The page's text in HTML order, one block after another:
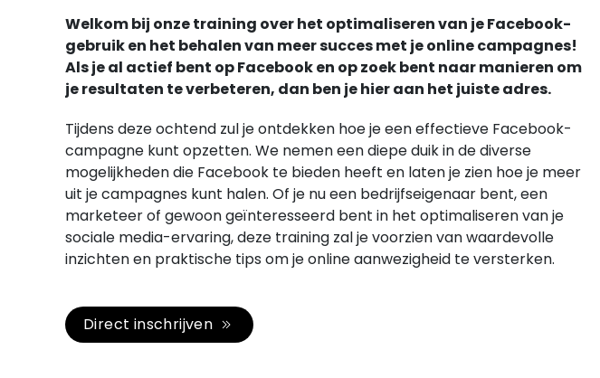
Welkom bij onze training over het optimaliseren van je Facebook-
gebruik en het behalen van meer succes met je online campagnes!
Als je al actief bent op Facebook en op zoek bent naar manieren om
je resultaten te verbeteren, dan ben je hier aan het juiste adres.
Tijdens deze ochtend zul je ontdekken hoe je een effectieve Facebook-
campagne kunt opzetten. We nemen een diepe duik in de diverse
mogelijkheden die Facebook te bieden heeft en laten je zien hoe je meer
uit je campagnes kunt halen. Of je nu een bedrijfseigenaar bent, een
marketeer of gewoon geïnteresseerd bent in het optimaliseren van je
sociale media-ervaring, deze training zal je voorzien van waardevolle
inzichten en praktische tips om je online aanwezigheid te versterken.
Direct inschrijven